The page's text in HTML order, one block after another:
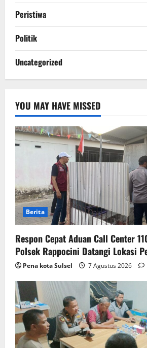
Peristiwa
Politik
Uncategorized
YOU MAY HAVE MISSED
Berita
Respon Cepat Aduan Call Center
Polsek Rappocini Datangi Lokasi
Pena kota Sulsel 7 Agustus 2026